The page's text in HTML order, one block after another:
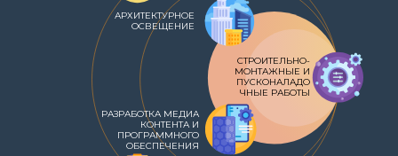
АРХИТЕКТУРНОЕ
ОСВЕЩЕНИЕ
СТРОИТЕЛЬНО-
МОНТАЖНЫЕ И
ПУСКОНАЛАДО
ЧНЫЕ РАБОТЫ
РАЗРАБОТКА МЕДИА
КОНТЕНТА И
ПРОГРАММНОГО
ОБЕСПЕЧЕНИЯ